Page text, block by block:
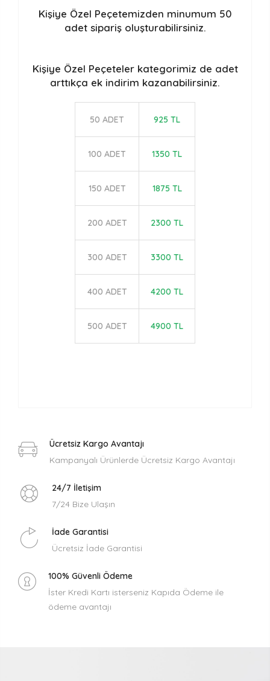
Kişiye Özel Peçetemizden minumum 50
adet sipariş oluşturabilirsiniz.
Kişiye Özel Peçetelerkategorimiz de adet
arttıkça ek indirim kazanabilirsiniz.
50 ADET 925 TL
100 ADET 1350 TL
150 ADET 1875 TL
200 ADET 2300 TL
300 ADET 3300 TL
400 ADET 4200 TL
500 ADET 4900 TL
Ücretsiz Kargo Avantajı
Kampanyalı Ürünlerde Ücretsiz Kargo Avantajı
24/7 İletişim
7/24 Bize Ulaşın
İade Garantisi
Ücretsiz İade Garantisi
100% Güvenli Ödeme
İster Kredi Kartı isterseniz Kapıda Ödeme ile
ödeme avantajı